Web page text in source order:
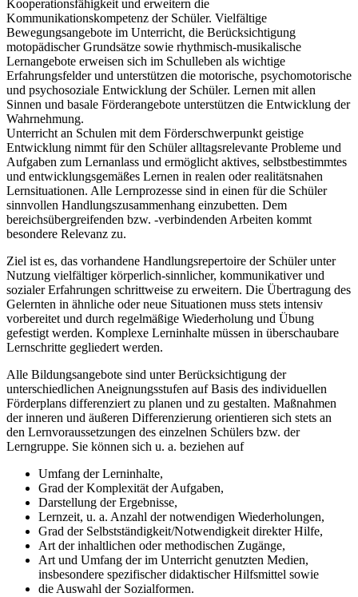
Kooperationsfähigkeit und erweitern die
Kommunikationskompetenz der Schüler. Vielfältige
Bewegungsangebote im Unterricht, die Berücksichtigung
motopädischer Grundsätze sowie rhythmisch-musikalische
Lernangebote erweisen sich im Schulleben als wichtige
Erfahrungsfelder und unterstützen die motorische, psychomotorische
und psychosoziale Entwicklung der Schüler. Lernen mit allen
Sinnen und basale Förderangebote unterstützen die Entwicklung der
Wahrnehmung.
Unterricht an Schulen mit dem Förderschwerpunkt geistige
Entwicklung nimmt für den Schüler alltagsrelevante Probleme und
Aufgaben zum Lernanlass und ermöglicht aktives, selbstbestimmtes
und entwicklungsgemäßes Lernen in realen oder realitätsnahen
Lernsituationen. Alle Lernprozesse sind in einen für die Schüler
sinnvollen Handlungszusammenhang einzubetten. Dem
bereichsübergreifenden bzw. -verbindenden Arbeiten kommt
besondere Relevanz zu.
Ziel ist es, das vorhandene Handlungsrepertoire der Schüler unter
Nutzung vielfältiger körperlich-sinnlicher, kommunikativer und
sozialer Erfahrungen schrittweise zu erweitern. Die Übertragung des
Gelernten in ähnliche oder neue Situationen muss stets intensiv
vorbereitet und durch regelmäßige Wiederholung und Übung
gefestigt werden. Komplexe Lerninhalte müssen in überschaubare
Lernschritte gegliedert werden.
Alle Bildungsangebote sind unter Berücksichtigung der
unterschiedlichen Aneignungsstufen auf Basis des individuellen
Förderplans differenziert zu planen und zu gestalten. Maßnahmen
der inneren und äußeren Differenzierung orientieren sich stets an
den Lernvoraussetzungen des einzelnen Schülers bzw. der
Lerngruppe. Sie können sich u. a. beziehen auf
Umfang der Lerninhalte,
Grad der Komplexität der Aufgaben,
Darstellung der Ergebnisse,
Lernzeit, u. a. Anzahl der notwendigen Wiederholungen,
Grad der Selbstständigkeit/Notwendigkeit direkter Hilfe,
Art der inhaltlichen oder methodischen Zugänge,
Art und Umfang der im Unterricht genutzten Medien,
insbesondere spezifischer didaktischer Hilfsmittel sowie
die Auswahl der Sozialformen.